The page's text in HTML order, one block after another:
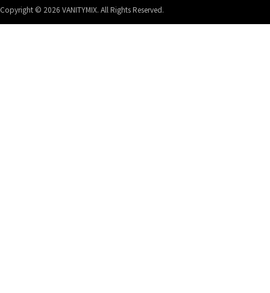
Copyright © 2026 VANITYMIX. All Rights Reserved.